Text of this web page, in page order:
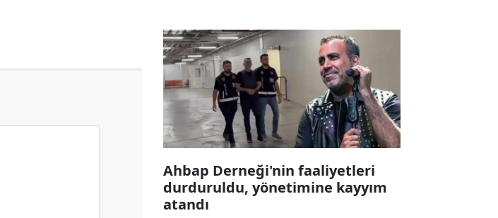
Ahbap Derneği'nin faaliyetleri
durduruldu, yönetimine kayyım
atandı